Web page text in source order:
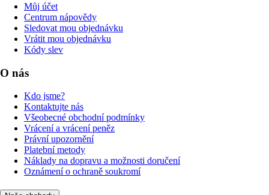
Můj účet
Centrum nápovědy
Sledovat mou objednávku
Vrátit mou objednávku
Kódy slev
O nás
Kdo jsme?
Kontaktujte nás
Všeobecné obchodní podmínky
Vrácení a vrácení peněz
Právní upozornění
Platební metody
Náklady na dopravu a možnosti doručení
Oznámení o ochraně soukromí